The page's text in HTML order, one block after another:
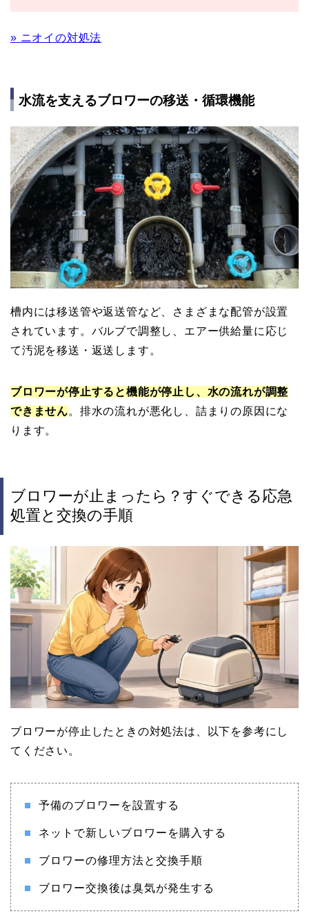
» ニオイの対処法
水流を支えるブロワーの移送・循環機能
槽内には移送管や返送管など、さまざまな配管が設置
されています。バルブで調整し、エアー供給量に応じ
て汚泥を移送・返送します。
ブロワーが停止すると機能が停止し、水の流れが調整
できません。排水の流れが悪化し、詰まりの原因にな
ります。
ブロワーが止まったら？すぐできる応急
処置と交換の手順
ブロワーが停止したときの対処法は、以下を参考にし
てください。
予備のブロワーを設置する
ネットで新しいブロワーを購入する
ブロワーの修理方法と交換手順
ブロワー交換後は臭気が発生する